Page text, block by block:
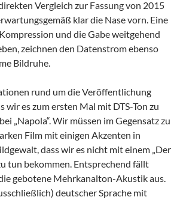
Vergleich zur Fassung von 2015
klar die Nase vorn. Eine
und die Gabe weitgehend
zeichnen den Datenstrom ebenso
Bildruhe.
rund um die Veröffentlichung
wir es zum ersten Mal mit DTS-Ton zu
„Napola“. Wir müssen im Gegensatz zu
Film mit einigen Akzenten in
dass wir es nicht mit einem „Der
tun bekommen. Entsprechend fällt
gebotene Mehrkanalton-Akustik aus.
deutscher Sprache mit